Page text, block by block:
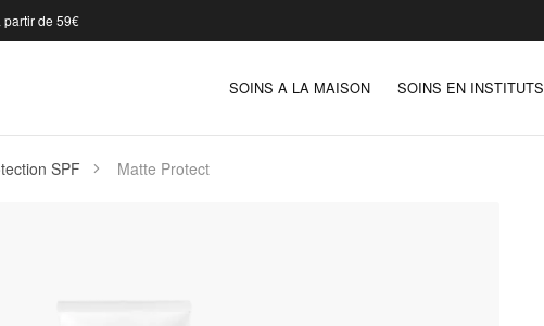
partir de 59€
SOINS A LA MAISON SOINS EN INSTITUTS
SPF Matte Protect